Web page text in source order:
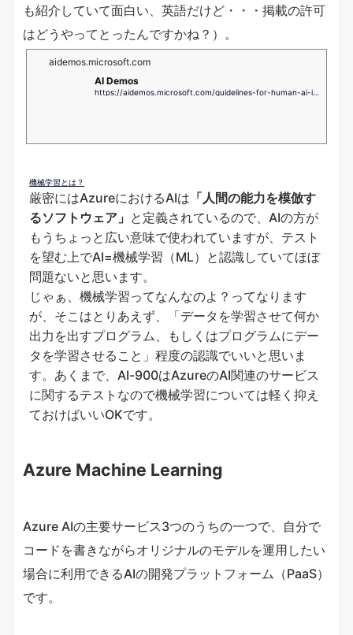
も紹介していて面白い、英語だけど・・・掲載の許可
はどうやってとったんですかね？）。
aidemos.microsoft.com
AI Demos
https://aidemos.microsoft.com/guidelines-for-human-ai-interaction/demo
機械学習とは？
厳密にはAzureにおけるAIは 「人間の能力を模倣す
るソフトウェア」 と定義されているので、AIの方が
もうちょっと広い意味で使われていますが、テスト
を望む上でAI=機械学習（ML）と認識していてほぼ
問題ないと思います。
じゃぁ、機械学習ってなんなのよ？ってなります
が、そこはとりあえず、「データを学習させて何か
出力を出すプログラム、もしくはプログラムにデー
タを学習させること」程度の認識でいいと思いま
す。あくまで、AI-900はAzureのAI関連のサービス
に関するテストなので機械学習については軽く抑え
ておけばいいOKです。
Azure Machine Learning
Azure AIの主要サービス3つのうちの一つで、自分で
コードを書きながらオリジナルのモデルを運用したい
場合に利用できるAIの開発プラットフォーム（PaaS）
です。